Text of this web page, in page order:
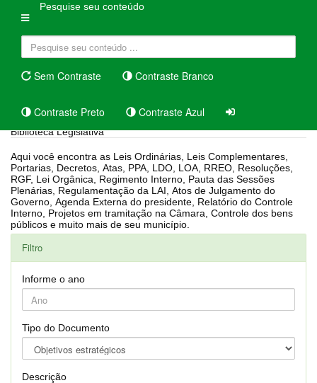
Pesquise seu conteúdo
Sem Contraste Contraste Branco
Contraste Preto Contraste Azul
Biblioteca Legislativa
Aqui você encontra as Leis Ordinárias, Leis Complementares,
Portarias, Decretos, Atas, PPA, LDO, LOA, RREO, Resoluções,
RGF, Lei Orgânica, Regimento Interno, Pauta das Sessões
Plenárias, Regulamentação da LAI, Atos de Julgamento do
Governo, Agenda Externa do presidente, Relatório do Controle
Interno, Projetos em tramitação na Câmara, Controle dos bens
públicos e muito mais de seu município.
Filtro
Informe o ano
Tipo do Documento
Descrição